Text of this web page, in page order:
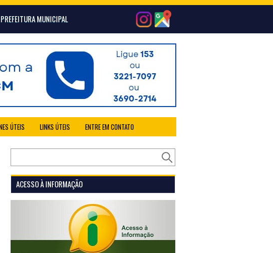
PREFEITURA MUNICIPAL
ÚTEIS LINKS ÚTEIS ENTRE EM CONTATO
ACESSO À INFORMAÇÃO